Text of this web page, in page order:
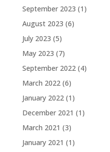
September 2023 (1)
August 2023 (6)
July 2023 (5)
May 2023 (7)
September 2022(4)
March 2022(6)
January 2022(1)
December 2021 (1)
March 2021 (3)
January 2021 (1)